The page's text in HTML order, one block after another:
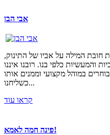
אבי הבן
חובת המילה על אביו של התינוק,
והמעשיות כלפי בנו. רובנו איננו
במוהל מקצועי וממנים אותו
כשליחנו...
קראו עוד
פינה חמה לאמא!